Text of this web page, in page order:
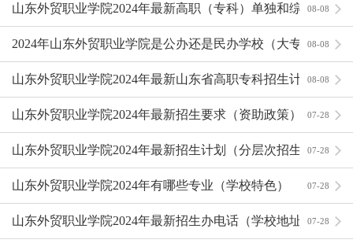
山东外贸职业学院2024年最新高职（专科）单独和综合评
价招生要求（资助政策）
08-08
2024年山东外贸职业学院是公办还是民办学校（大专还是
民办学校）
08-08
山东外贸职业学院2024年最新山东省高职专科招生计划08-08
山东外贸职业学院2024年最新招生要求（资助政策） 07-28
山东外贸职业学院2024年最新招生计划（分层次招生计
划）
07-28
山东外贸职业学院2024年有哪些专业（学校特色） 07-28
山东外贸职业学院2024年最新招生办电话（学校地址）07-28